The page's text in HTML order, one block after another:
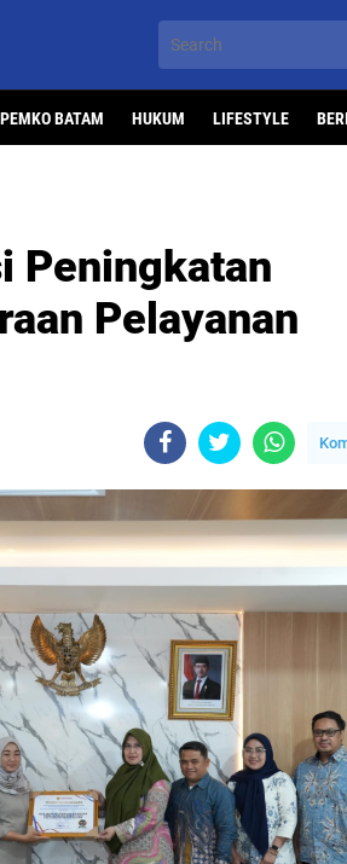
BATAM HUKUM LIFESTYLE
Peningkatan
Pelayanan